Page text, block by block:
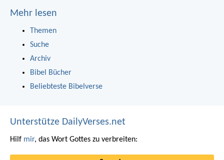
Mehr lesen
Themen
Suche
Archiv
Bibel Bücher
Beliebteste Bibelverse
Unterstütze DailyVerses.net
Hilf mir, das Wort Gottes zu verbreiten: